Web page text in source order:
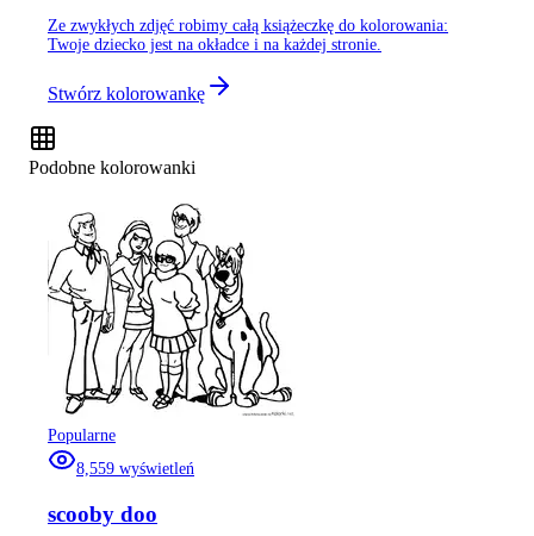
Ze zwykłych zdjęć robimy całą książeczkę do kolorowania:
Twoje dziecko jest na okładce i na każdej stronie.
Stwórz kolorowankę
Podobne kolorowanki
Popularne
8,559 wyświetleń
scooby doo